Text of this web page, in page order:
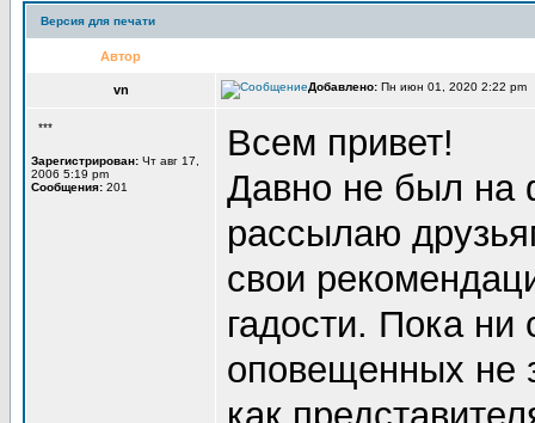
Версия для печати
Автор
vn Добавлено: Пн июн 01, 2020 2:22 pm
***
Зарегистрирован: Чт авг 17,
2006 5:19 pm
Сообщения: 201
Всем привет!
Давно не был на
рассылаю
свои
гадости. Пока
оповещенных не
как